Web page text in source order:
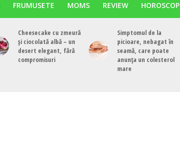
FRUMUSETE MOMS REVIEW HOROSCOP
Cheesecake cu zmeură
și ciocolată albă – un
desert elegant, fără
compromisuri
Simptomul de la
picioare, nebagat în
seamă, care poate
anunța un colesterol
mare